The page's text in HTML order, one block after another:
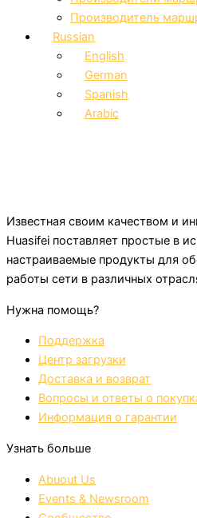
Производитель
Russian
English
German
Spanish
Arabic
Известная своим качеством и
Huasifei поставляет простые в
настраиваемые продукты для
работы сети в различных
Нужна помощь?
Поддержка
Центр загрузки
Доставка и возврат
Вопросы и ответы о
Информация о гарантии
Узнать больше
Abuout Us
Events & Newsroom